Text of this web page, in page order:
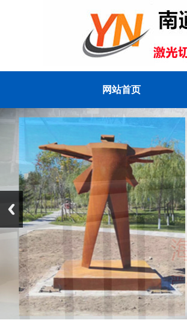
网站首页